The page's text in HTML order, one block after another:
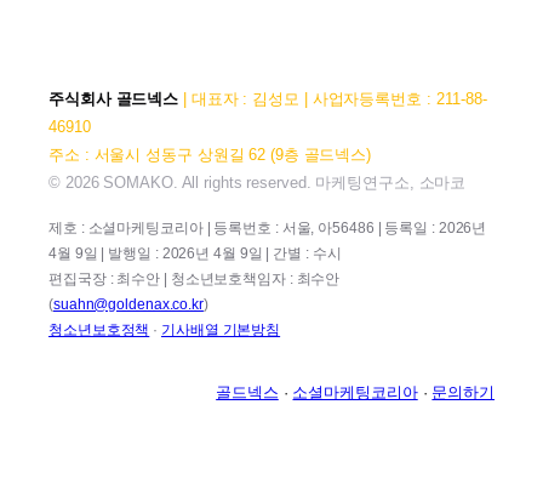
주식회사 골드넥스 | 대표자 : 김성모 | 사업자등록번호 : 211-88-
46910
주소 : 서울시 성동구 상원길 62 (9층 골드넥스)
© 2026 SOMAKO. All rights reserved. 마케팅연구소, 소마코
제호 : 소셜마케팅코리아 | 등록번호 : 서울, 아56486 | 등록일 : 2026년
4월 9일 | 발행일 : 2026년 4월 9일 | 간별 : 수시
편집국장 : 최수안 | 청소년보호책임자 : 최수안
(suahn@goldenax.co.kr)
청소년보호정책 · 기사배열 기본방침
골드넥스 · 소셜마케팅코리아· 문의하기